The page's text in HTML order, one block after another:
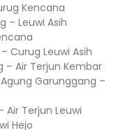
Kencana
– Leuwi Asih
Curug Leuwi Asih
– Air Terjun Kembar
Garunggang –
Terjun Leuwi
Hejo